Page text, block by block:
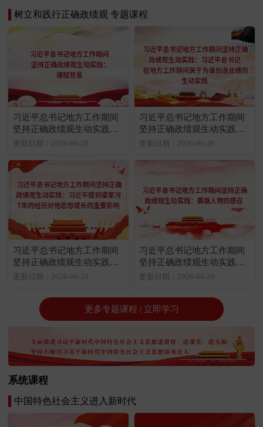
树立和践行正确政绩观 专题课程
习近平总书记地方工作期间
坚持正确政绩观生动实践：
课程背景
更新日期：2026-06-20
习近平总书记地方工作期间
坚持正确政绩观生动实践：
习近平总书记在地方工作期
实践
更新日期：2026-06-20
习近平总书记地方工作期间
坚持正确政绩观生动实践：
习近平提到梁家河7年的经历
更新日期：2026-06-20
习近平总书记地方工作期间
坚持正确政绩观生动实践：
英雄人物的感召
更新日期：2026-06-20
更多专题课程 | 立即学习
系统课程
中国特色社会主义进入新时代